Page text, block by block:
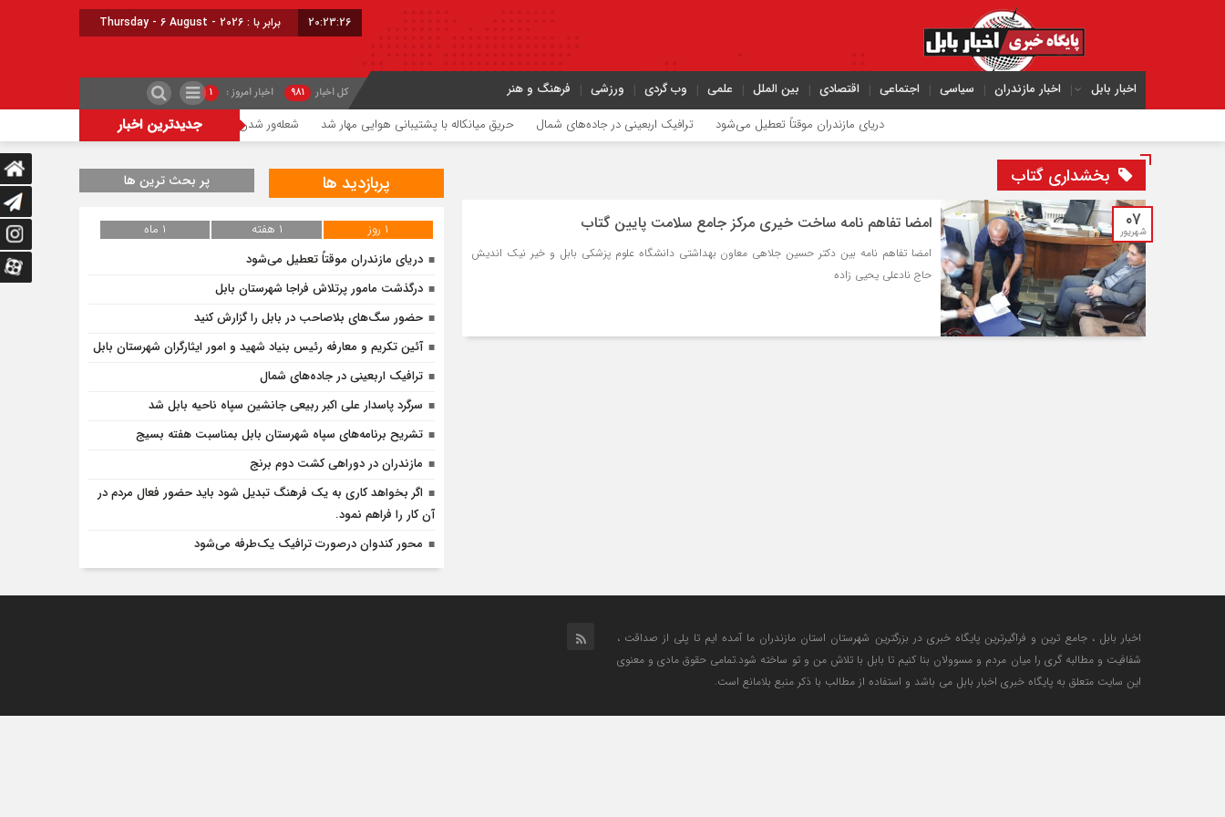
20:23:26 برابر با : Thursday - 6 August - 2026
اخبار بابل اخبار مازندران سیاسی اجتماعی اقتصادی بین الملل علمی وب گردی ورزشی فرهنگ و هنر کل اخبار ۹۸۱ اخبار امروز : ۱
جدیدترین اخبار دریای مازندران موقتاً تعطیل می‌شود ترافیک اربعینی در جاده‌های شمال حریق میانکاله با پشتیبانی هوایی مهار شد شعله‌ور شدن مجدد حریق در میانکاله چالش تأمین آب ۱۸ روستای مازندران برای کشت دوم برنج
بخشداری گتاب
۰۷
شهریور امضا تفاهم نامه ساخت خیری مرکز جامع سلامت پایین گتاب
امضا تفاهم نامه بین دکتر حسین جلاهی معاون بهداشتی دانشگاه علوم پزشکی بابل و خیر نیک اندیش
حاج نادعلی یحیی زاده
پربازدید ها پر بحث ترین ها
۱ روز ۱ هفته
۱ ماه
دریای مازندران موقتاً تعطیل می‌شود
درگذشت مامور پرتلاش فراجا شهرستان بابل
حضور سگ‌های بلاصاحب در بابل را ‌گزارش کنید
آئین تکریم و معارفه رئیس بنیاد شهید و امور ایثارگران شهرستان بابل
ترافیک اربعینی در جاده‌های شمال
سرگرد پاسدار علی اکبر ربیعی جانشین سپاه ناحیه بابل شد
تشریح برنامه‌های سپاه شهرستان بابل بمناسبت هفته بسیج
مازندران در دوراهی کشت دوم برنج
اگر بخواهد کاری به یک فرهنگ تبدیل شود باید حضور فعال مردم در
آن کار را فراهم نمود.
محور کندوان درصورت ترافیک یک‌طرفه می‌شود
اخبار بابل ، جامع ترین و فراگیرترین پایگاه خبری در بزرگترین شهرستان استان مازندران ما آمده ایم تا پلی از صداقت ،
شفافیت و مطالبه گری را میان مردم و مسوولان بنا کنیم تا بابل با تلاش من و تو ساخته شود.تمامی حقوق مادی و معنوی
این سایت متعلق به پایگاه خبری اخبار بابل می باشد و استفاده از مطالب با ذکر منبع بلامانع است.